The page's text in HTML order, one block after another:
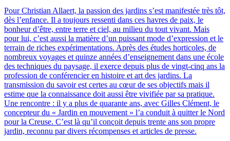
Pour Christian Allaert, la passion des jardins s’est manifestée très tôt,
dès l’enfance. Il a toujours ressenti dans ces havres de paix, le
bonheur d’être, entre terre et ciel, au milieu du tout vivant. Mais
pour lui, c’est aussi la matière d’un puissant mode d’expression et le
terrain de riches expérimentations. Après des études horticoles, de
nombreux voyages et quinze années d’enseignement dans une école
des techniques du paysage, il exerce depuis plus de vingt-cinq ans la
profession de conférencier en histoire et art des jardins. La
transmission du savoir est certes au cœur de ses objectifs mais il
estime que la connaissance doit aussi être vivifiée par sa pratique.
Une rencontre : il y a plus de quarante ans, avec Gilles Clément, le
concepteur du « Jardin en mouvement » l’a conduit à quitter le Nord
pour la Creuse. C’est là qu’il conçoit depuis trente ans son propre
jardin, reconnu par divers récompenses et articles de presse.